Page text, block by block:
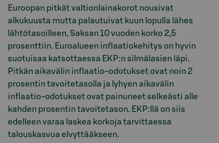
Euroopan pitkät valtionlainakorot nousivat
alkukuusta mutta palautuivat kuun lopulla lähes
lähtötasoilleen, Saksan 10 vuoden korko 2,5
prosenttiin. Euroalueen inflaatiokehitys on hyvin
suotuisaa katsottaessa EKP:n silmälasien läpi.
Pitkän aikavälin inflaatio-odotukset ovat noin 2
prosentin tavoitetasolla ja lyhyen aikavälin
inflaatio-odotukset ovat painuneet selkeästi alle
kahden prosentin tavoitetason. EKP:llä on siis
edelleen varaa laskea korkoja tarvittaessa
talouskasvua elvyttääkseen.